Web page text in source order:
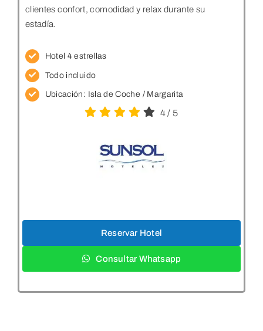
clientes confort, comodidad y relax durante su
estadía.
Hotel 4 estrellas
Todo incluido
Ubicación: Isla de Coche / Margarita
4/ 5
Reservar Hotel
Consultar Whatsapp